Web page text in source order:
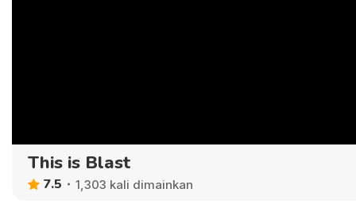
This is Blast
7.5 1,303 kali dimainkan